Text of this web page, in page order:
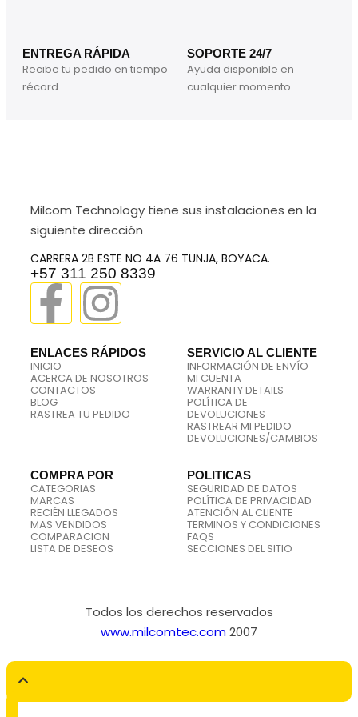
ENTREGA RÁPIDA
Recibe tu pedido en tiempo
récord
SOPORTE 24/7
Ayuda disponible en
cualquier momento
Milcom Technology tiene sus instalaciones en la
siguiente dirección
CARRERA 2B ESTE NO 4A 76 TUNJA, BOYACA.
+57 311 250 8339
ENLACES RÁPIDOS
INICIO
ACERCA DE NOSOTROS
CONTACTOS
BLOG
RASTREA TU PEDIDO
SERVICIO AL CLIENTE
INFORMACIÓN DE ENVÍO
MI CUENTA
WARRANTY DETAILS
POLÍTICA DE
DEVOLUCIONES
RASTREAR MI PEDIDO
DEVOLUCIONES/CAMBIOS
COMPRA POR
CATEGORIAS
MARCAS
RECIÉN LLEGADOS
MAS VENDIDOS
COMPARACION
LISTA DE DESEOS
POLITICAS
SEGURIDAD DE DATOS
POLÍTICA DE PRIVACIDAD
ATENCIÓN AL CLIENTE
TERMINOS Y CONDICIONES
FAQS
SECCIONES DEL SITIO
Todos los derechos reservados
www.milcomtec.com2007